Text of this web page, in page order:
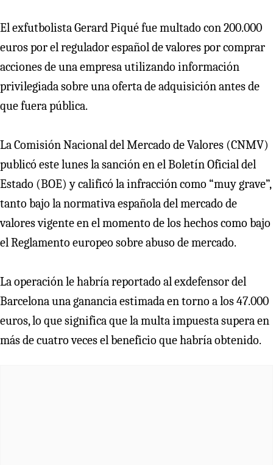
El exfutbolista Gerard Piqué fue multado con 200.000
euros por el regulador español de valores por comprar
acciones de una empresa utilizando información
privilegiada sobre una oferta de adquisición antes de
que fuera pública.
La Comisión Nacional del Mercado de Valores (CNMV)
publicó este lunes la sanción en el Boletín Oficial del
Estado (BOE) y calificó la infracción como “muy grave”,
tanto bajo la normativa española del mercado de
valores vigente en el momento de los hechos como bajo
el Reglamento europeo sobre abuso de mercado.
La operación le habría reportado al exdefensor del
Barcelona una ganancia estimada en torno a los 47.000
euros, lo que significa que la multa impuesta supera en
más de cuatro veces el beneficio que habría obtenido.